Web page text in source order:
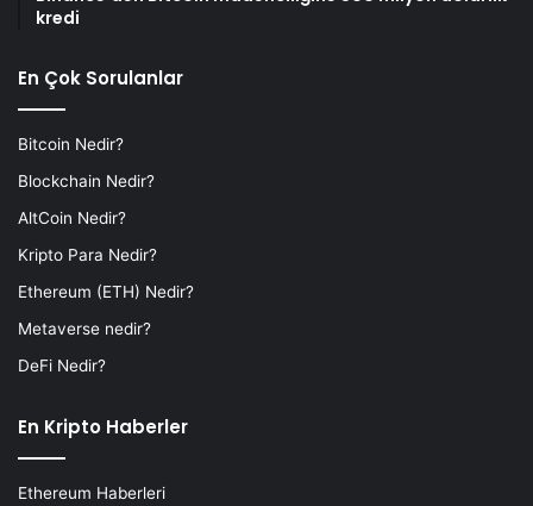
kredi
En Çok Sorulanlar
Bitcoin Nedir?
Blockchain Nedir?
AltCoin Nedir?
Kripto Para Nedir?
Ethereum (ETH) Nedir?
Metaverse nedir?
DeFi Nedir?
En Kripto Haberler
Ethereum Haberleri